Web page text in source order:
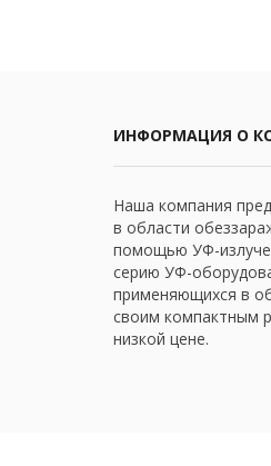
ИНФОРМАЦИЯ О
Наша компания
в области
помощью УФ-
серию УФ-
применяющихся в
своим компактным
низкой цене.